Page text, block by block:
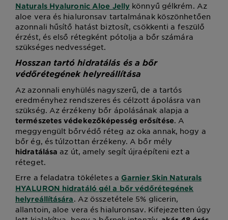
Naturals Hyaluronic Aloe Jelly könnyű gélkrém. Az
aloe vera és hialuronsav tartalmának köszönhetően
azonnali hűsítő hatást biztosít, csökkenti a feszülő
érzést, és első rétegként pótolja a bőr számára
szükséges nedvességet.
Hosszan tartó hidratálás és a bőr
védőrétegének helyreállítása
Az azonnali enyhülés nagyszerű, de a tartós
eredményhez rendszeres és célzott ápolásra van
szükség. Az érzékeny bőr ápolásának alapja a
természetes védekezőképesség erősítése. A
meggyengült bőrvédő réteg az oka annak, hogy a
bőr ég, és túlzottan érzékeny. A bőr mély
hidratálásaaz út, amely segít újraépíteni ezt a
réteget.
Erre a feladatra tökéletes a Garnier Skin Naturals
HYALURON hidratáló gél a bőr védőrétegének
helyreállítására. Az összetétele 5% glicerin,
allantoin, aloe vera és hialuronsav. Kifejezetten úgy